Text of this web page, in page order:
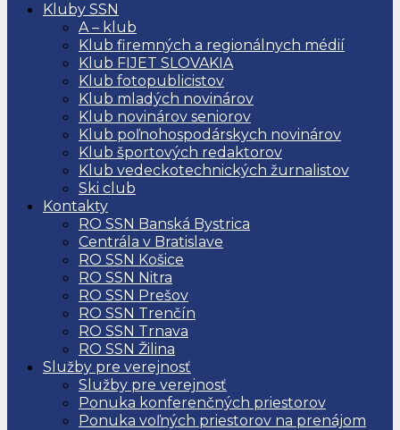
Kluby SSN
A – klub
Klub firemných a regionálnych médií
Klub FIJET SLOVAKIA
Klub fotopublicistov
Klub mladých novinárov
Klub novinárov seniorov
Klub poľnohospodárskych novinárov
Klub športových redaktorov
Klub vedeckotechnických žurnalistov
Ski club
Kontakty
RO SSN Banská Bystrica
Centrála v Bratislave
RO SSN Košice
RO SSN Nitra
RO SSN Prešov
RO SSN Trenčín
RO SSN Trnava
RO SSN Žilina
Služby pre verejnosť
Služby pre verejnosť
Ponuka konferenčných priestorov
Ponuka voľných priestorov na prenájom